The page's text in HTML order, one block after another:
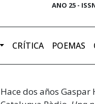
ANO 25 -
CRÍTICA POEMAS
Hace dos años